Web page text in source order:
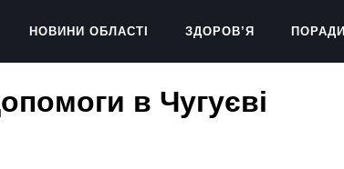
НОВИНИ ОБЛАСТІ ЗДОРОВ’Я ПОРАДИ
в Чугуєві